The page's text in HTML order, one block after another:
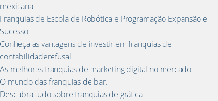
mexicana
Franquias de Escola de Robótica e Programação Expansão e
Sucesso
Conheça as vantagens de investir em franquias de
contabilidaderefusal
As melhores franquias de marketing digital no mercado
O mundo das franquias de bar.
Descubra tudo sobre franquias de gráfica